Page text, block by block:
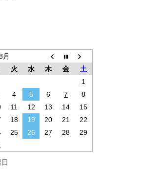
月
火 水 木 金
土
1
4 5 6 7
8
11 12 13 14
15
18 19 20 21
22
25 26 27 28
29